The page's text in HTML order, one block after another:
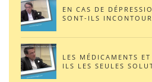
EN CAS DE
SONT-ILS
LES MÉDICAMENTS
ILS LES SEULES